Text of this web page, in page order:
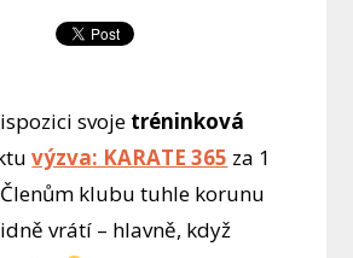
svoje tréninková
výzva: KARATE 365 za 1
Členům klubu tuhle korunu
vrátí – hlavně, když